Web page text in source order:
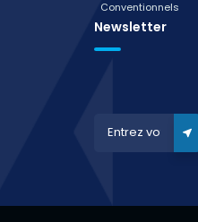
Conventionnels
Newsletter